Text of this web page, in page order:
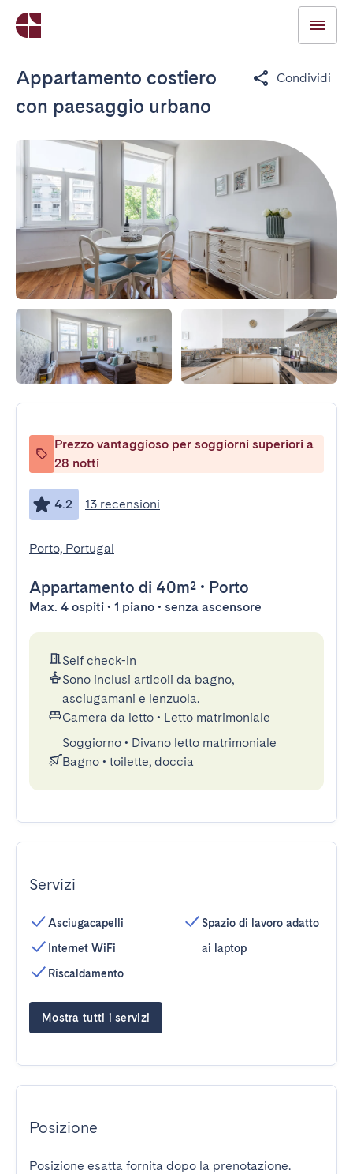
Appartamento costiero
con paesaggio urbano
Condividi
Prezzo vantaggioso per soggiorni superiori a
28 notti
4.2 13 recensioni
Porto, Portugal
Appartamento di 40m² • Porto
Max. 4 ospiti • 1 piano • senza ascensore
Self check-in
Sono inclusi articoli da bagno,
asciugamani e lenzuola.
Camera da letto • Letto matrimoniale
Soggiorno • Divano letto matrimoniale
Bagno • toilette, doccia
Servizi
Asciugacapelli
Internet WiFi
Riscaldamento
Spazio di lavoro adatto
ai laptop
Mostra tutti i servizi
Posizione
Posizione esatta fornita dopo la prenotazione.